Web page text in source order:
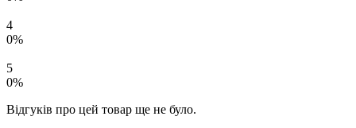
4
0%
5
0%
Відгуків про цей товар ще не було.